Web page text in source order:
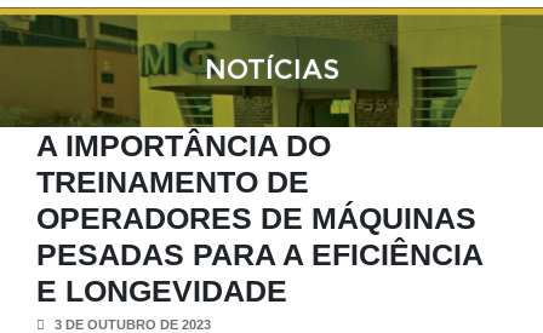
NOTÍCIAS
A IMPORTÂNCIA DO
TREINAMENTO DE
OPERADORES DE MÁQUINAS
PESADAS PARA A EFICIÊNCIA
E LONGEVIDADE
3 DE OUTUBRO DE 2023